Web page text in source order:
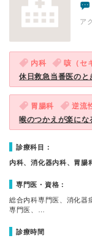
ア
内科 咳（セ
休日救急当番医のと
胃腸科 逆流
喉のつかえが楽にな
診療科目：
内科、消化器内科、胃腸
専門医・資格：
総合内科専門医、消化器
専門医、…
診療時間